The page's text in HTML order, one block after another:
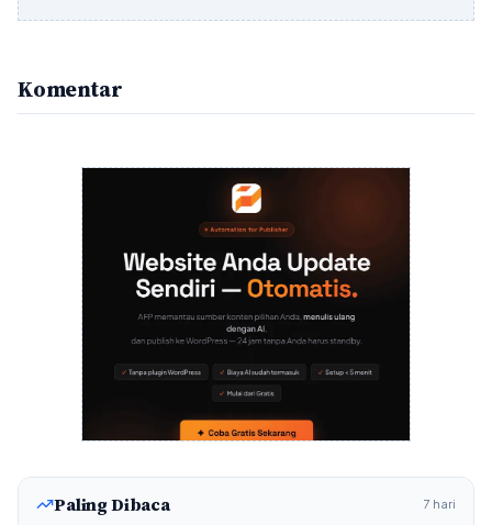
Komentar
Paling Dibaca 7 hari